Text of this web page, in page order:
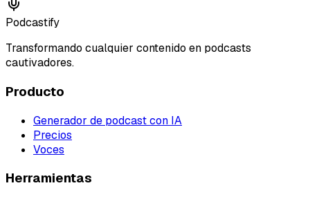
Podcastify
Transformando cualquier contenido en podcasts
cautivadores.
Producto
Generador de podcast con IA
Precios
Voces
Herramientas